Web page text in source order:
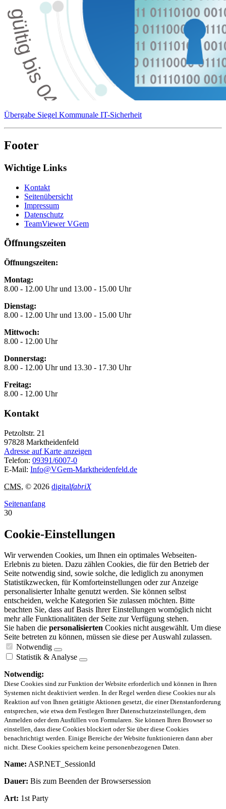
Übergabe Siegel Kommunale IT-Sicherheit
Footer
Wichtige Links
Kontakt
Seitenübersicht
Impressum
Datenschutz
TeamViewer VGem
Öffnungszeiten
Öffnungszeiten:
Montag:
8.00 - 12.00 Uhr und 13.00 - 15.00 Uhr
Dienstag:
8.00 - 12.00 Uhr und 13.00 - 15.00 Uhr
Mittwoch:
8.00 - 12.00 Uhr
Donnerstag:
8.00 - 12.00 Uhr und 13.30 - 17.30 Uhr
Freitag:
8.00 - 12.00 Uhr
Kontakt
Petzoltstr. 21
97828 Marktheidenfeld
Adresse auf Karte anzeigen
Telefon: 09391/6007-0
E-Mail: Info@VGem-Marktheidenfeld.de
CMS, © 2026 digitalfabriX
Seitenanfang
30
Cookie-Einstellungen
Wir verwenden Cookies, um Ihnen ein optimales Webseiten-
Erlebnis zu bieten. Dazu zählen Cookies, die für den Betrieb der
Seite notwendig sind, sowie solche, die lediglich zu anonymen
Statistikzwecken, für Komforteinstellungen oder zur Anzeige
personalisierter Inhalte genutzt werden. Sie können selbst
entscheiden, welche Kategorien Sie zulassen möchten. Bitte
beachten Sie, dass auf Basis Ihrer Einstellungen womöglich nicht
mehr alle Funktionalitäten der Seite zur Verfügung stehen.
Sie haben die personalisierten Cookies nicht ausgewählt. Um diese
Seite betreten zu können, müssen sie diese per Auswahl zulassen.
Notwendig
Statistik & Analyse
Notwendig:
Diese Cookies sind zur Funktion der Website erforderlich und können in Ihren
Systemen nicht deaktiviert werden. In der Regel werden diese Cookies nur als
Reaktion auf von Ihnen getätigte Aktionen gesetzt, die einer Dienstanforderung
entsprechen, wie etwa dem Festlegen Ihrer Datenschutzeinstellungen, dem
Anmelden oder dem Ausfüllen von Formularen. Sie können Ihren Browser so
einstellen, dass diese Cookies blockiert oder Sie über diese Cookies
benachrichtigt werden. Einige Bereiche der Website funktionieren dann aber
nicht. Diese Cookies speichern keine personenbezogenen Daten.
Name: ASP.NET_SessionId
Dauer: Bis zum Beenden der Browsersession
Art: 1st Party